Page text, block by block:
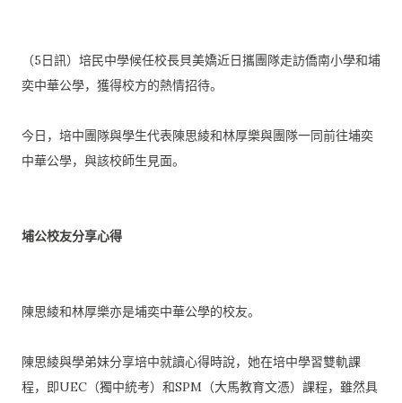
（5日訊） 培民中學候任校長貝美嬌近日攜團隊走訪僑南小學和埔
奕中華公學， 獲得校方的熱情招待。
今日， 培中團隊與學生代表陳思綾和林厚樂與團隊一同前往埔奕
中華公學， 與該校師生見面。
埔公校友分享心得
陳思綾和林厚樂亦是埔奕中華公學的校友。
陳思綾與學弟妹分享培中就讀心得時說，她在培中學習雙軌課
程，
即UEC（獨中統考）和SPM（大馬教育文憑）課程， 雖然具